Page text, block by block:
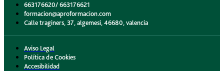
663176620/ 663176621
formacion@aproformacion.com
Calle traginers, 37, algemesi, 46680, valencia
Aviso Legal
Política de Cookies
Accesibilidad